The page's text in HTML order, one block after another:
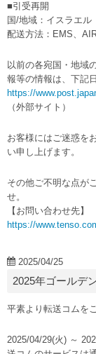
■引受再開
国/地域：イスラエル
配送方法：EMS、
以前の各宛国・地域
報等の情報は、下記
https://
（外部サイト）
お客様にはご迷惑を
い申し上げます。
その他ご不明な点が
せ。
【お問い合わせ先】
https://
2025/04/25
2025年ゴールデ
平素より転送コムを
2025/04/29(火) ～